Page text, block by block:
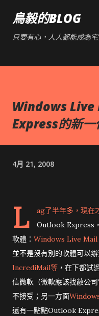
鳥毅的BLOG
只要有心，人人都能成為
Windows
Express的新一
4月 21, 2008
L
ag了半年多，現在
Outlook Express
軟體： Windows Live Mail
並不是沒有別的軟體可以
IncrediMail等 ，在下都試
信微軟（微軟應該找敝公
不接受；另一方面
還有一點點Outlook